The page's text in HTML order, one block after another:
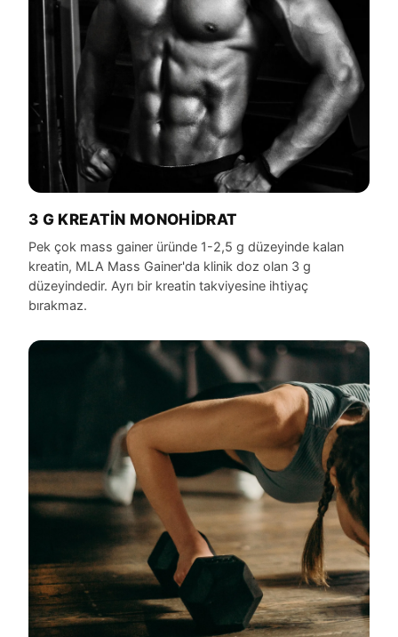
3 G KREATIN MONOHIDRAT
Pek çok mass gainer üründe 1-2,5 g düzeyinde kalan
kreatin, MLA Mass Gainer'da klinik doz olan 3 g
düzeyindedir. Ayrı bir kreatin takviyesine ihtiyaç
bırakmaz.